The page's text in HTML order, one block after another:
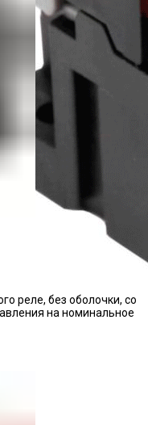
реле, без оболочки, со
на номинальное